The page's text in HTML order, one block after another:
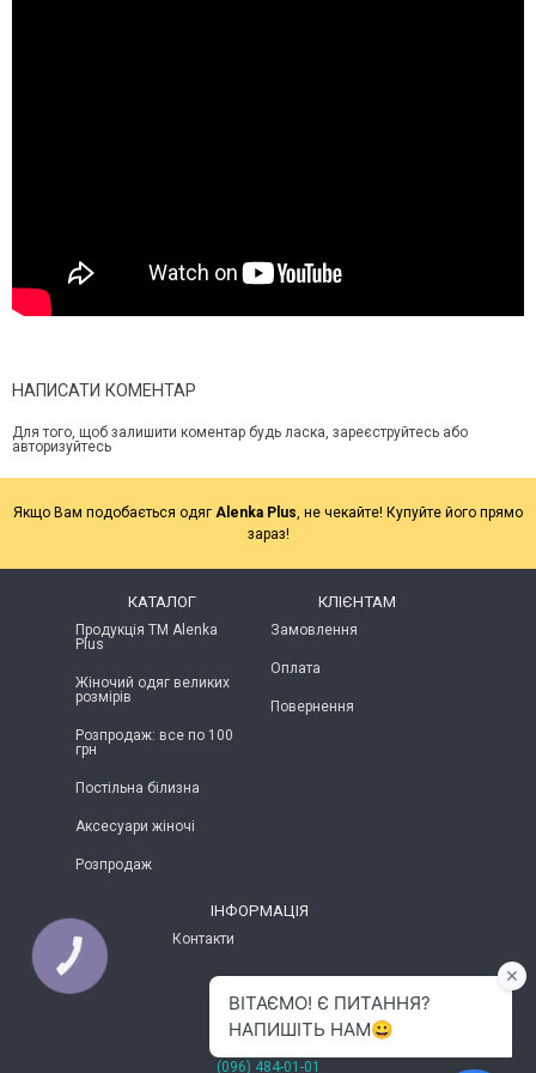
НАПИСАТИ КОМЕНТАР
Для того, щоб залишити коментар будь ласка, зареєструйтесь або
авторизуйтесь
Якщо Вам подобається одяг Alenka Plus, не чекайте! Купуйте його прямо
зараз!
КАТАЛОГ
Продукція ТМ Alenka
Plus
Жіночий одяг великих
розмірів
Розпродаж: все по 100
грн
Постільна білизна
Аксесуари жіночі
Розпродаж
КЛІЄНТАМ
Замовлення
Оплата
Повернення
ІНФОРМАЦІЯ
Контакти
(096) 484-01-01
КНОПКА
ЗВ'ЯЗКУ